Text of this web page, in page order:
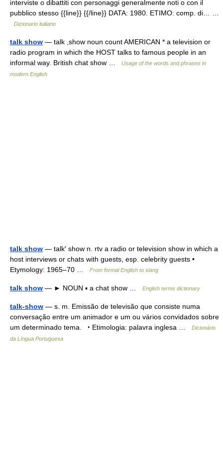
interviste o dibattiti con personaggi generalmente noti o con il
pubblico stesso {{line}} {{/line}} DATA: 1980. ETIMO: comp. di… …
Dizionario italiano
talk show — talk ,show noun count AMERICAN * a television or
radio program in which the HOST talks to famous people in an
informal way. British chat show …
Usage of the words and phrases in
modern English
talk show — talk′ show n. rtv a radio or television show in which a
host interviews or chats with guests, esp. celebrity guests •
Etymology: 1965–70 …
From formal English to slang
talk show — ► NOUN ▪ a chat show … English terms dictionary
talk-show — s. m. Emissão de televisão que consiste numa
conversação entre um animador e um ou vários convidados sobre
um determinado tema. ‣ Etimologia: palavra inglesa …
Dicionário
da Língua Portuguesa